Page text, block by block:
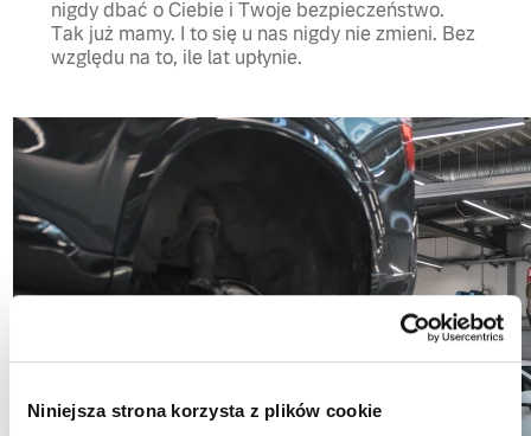
Niniejsza strona korzysta z plików cookie
nigdy dbać o Ciebie i Twoje bezpieczeństwo.
Tak już mamy. I to się u nas nigdy nie zmieni. Bez
względu na to, ile lat upłynie.